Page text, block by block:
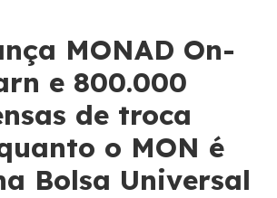
MONAD On-
e 800.000
de troca
o MON é
Bolsa Universal